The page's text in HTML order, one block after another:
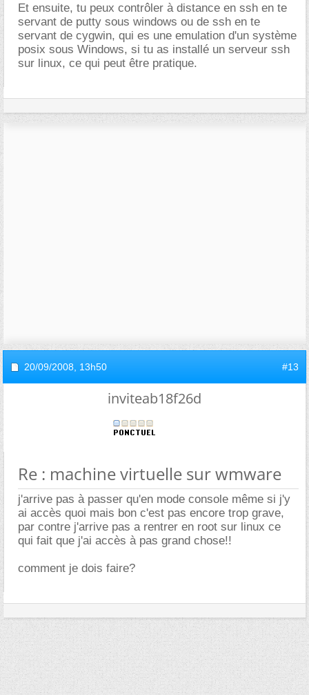
Et ensuite, tu peux contrôler à distance en ssh en te
servant de putty sous windows ou de ssh en te
servant de cygwin, qui es une emulation d'un système
posix sous Windows, si tu as installé un serveur ssh
sur linux, ce qui peut être pratique.
20/09/2008, 13h50 #13
inviteab18f26d
Re : machine virtuelle sur wmware
j'arrive pas à passer qu'en mode console même si j'y
ai accès quoi mais bon c'est pas encore trop grave,
par contre j'arrive pas a rentrer en root sur linux ce
qui fait que j'ai accès à pas grand chose!!
comment je dois faire?